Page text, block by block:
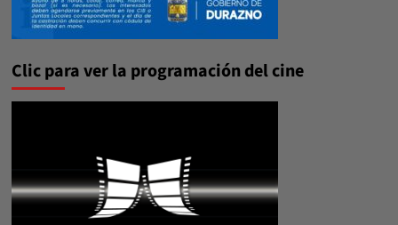
Clic para ver la programación del cine